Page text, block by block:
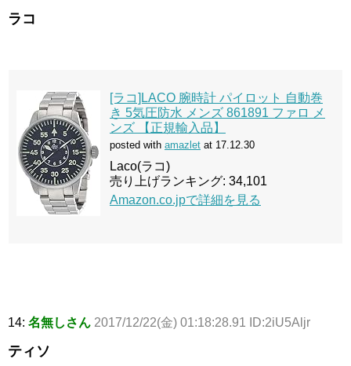
ラコ
[ラコ]LACO 腕時計 パイロット 自動巻
き 5気圧防水 メンズ 861891 ファロ メ
ンズ 【正規輸入品】
posted with amazlet at 17.12.30
Laco(ラコ)
売り上げランキング: 34,101
Amazon.co.jpで詳細を見る
14: 名無しさん 2017/12/22(金) 01:18:28.91 ID:2iU5Aljr
ティソ